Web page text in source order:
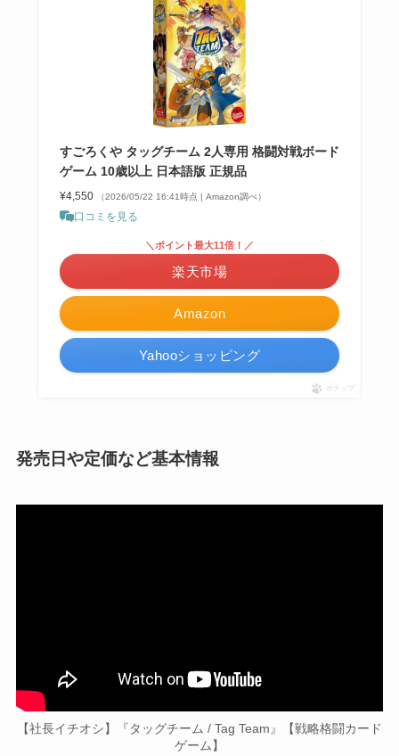
すごろくや タッグチーム 2人専用 格闘対戦ボード
ゲーム 10歳以上 日本語版 正規品
¥4,550 （2026/05/22 16:41時点 | Amazon調べ）
口コミを見る
Amazon
＼ポイント最大11倍！／
楽天市場
Yahooショッピング
ポチップ
発売日や定価など基本情報
【社長イチオシ】『タッグチーム / Tag Team』【戦略格闘カード
ゲーム】